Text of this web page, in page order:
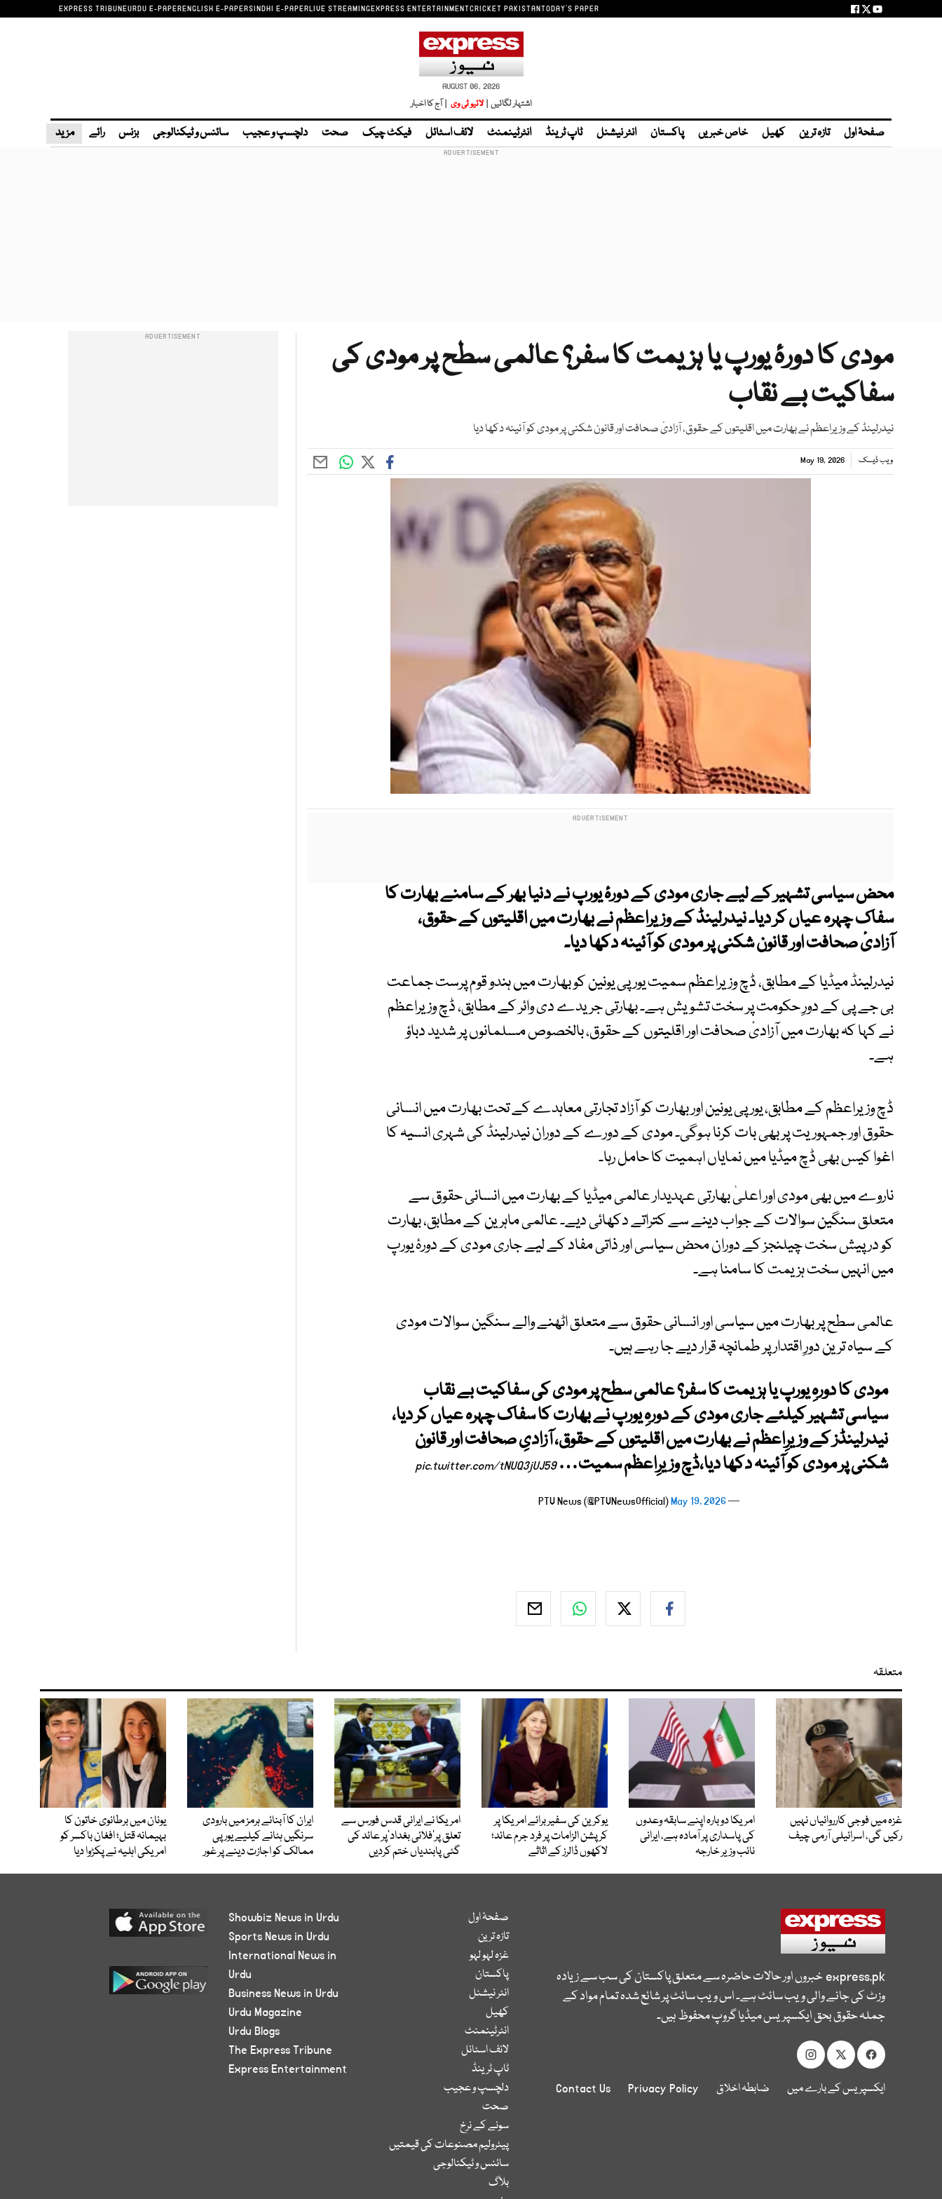
EXPRESS TRIBUNEURDU E-PAPERENGLISH E-PAPERSINDHI E-PAPERLIVE STREAMINGEXPRESS ENTERTAINMENTCRICKET PAKISTANTODAY'S PAPER
AUGUST 06, 2026
اشتہار لگائیں | لائیو ٹی وی | آج کا اخبار
صفحۂ اول تازہ ترین کھیل خاص خبریں پاکستان انٹر نیشنل ٹاپ ٹرینڈ انٹرٹینمنٹ لائف اسٹائل فیکٹ چیک صحت دلچسپ و عجیب سائنس و ٹیکنالوجی بزنس رائے مزید
مودی کا دورۂ یورپ یا ہزیمت کا سفر؟ عالمی سطح پر مودی کی
سفاکیت بے نقاب
نیدرلینڈ کے وزیراعظم نے بھارت میں اقلیتوں کے حقوق، آزادیٔ صحافت اور قانون شکنی پر مودی کو آئینہ دکھا دیا
ویب ڈیسک May 19, 2026
محض سیاسی تشہیر کے لیے جاری مودی کے دورۂ یورپ نے دنیا بھر کے سامنے بھارت کا
سفاک چہرہ عیاں کر دیا۔ نیدرلینڈ کے وزیراعظم نے بھارت میں اقلیتوں کے حقوق،
آزادیٔ صحافت اور قانون شکنی پر مودی کو آئینہ دکھا دیا۔
نیدرلینڈ میڈیا کے مطابق، ڈچ وزیراعظم سمیت یورپی یونین کو بھارت میں ہندو قوم پرست جماعت
بی جے پی کے دورِ حکومت پر سخت تشویش ہے۔ بھارتی جریدے دی وائر کے مطابق، ڈچ وزیراعظم
نے کہا کہ بھارت میں آزادیٔ صحافت اور اقلیتوں کے حقوق، بالخصوص مسلمانوں پر شدید دباؤ
ہے۔
ڈچ وزیراعظم کے مطابق، یورپی یونین اور بھارت کو آزاد تجارتی معاہدے کے تحت بھارت میں انسانی
حقوق اور جمہوریت پر بھی بات کرنا ہوگی۔ مودی کے دورے کے دوران نیدرلینڈ کی شہری انسیہ کا
اغوا کیس بھی ڈچ میڈیا میں نمایاں اہمیت کا حامل رہا۔
ناروے میں بھی مودی اور اعلیٰ بھارتی عہدیدار عالمی میڈیا کے بھارت میں انسانی حقوق سے
متعلق سنگین سوالات کے جواب دینے سے کتراتے دکھائی دیے۔ عالمی ماہرین کے مطابق، بھارت
کو درپیش سخت چیلنجز کے دوران محض سیاسی اور ذاتی مفاد کے لیے جاری مودی کے دورۂ یورپ
میں انہیں سخت ہزیمت کا سامنا ہے۔
عالمی سطح پر بھارت میں سیاسی اور انسانی حقوق سے متعلق اٹھنے والے سنگین سوالات مودی
کے سیاہ ترین دورِ اقتدار پر طمانچہ قرار دیے جا رہے ہیں۔
مودی کا دورہِ یورپ یا ہزیمت کا سفر؟ عالمی سطح پر مودی کی سفاکیت بے نقاب
سیاسی تشہیر کیلئے جاری مودی کے دورہِ یورپ نے بھارت کا سفاک چہرہ عیاں کر دیا،
نیدرلینڈز کے وزیرِاعظم نے بھارت میں اقلیتوں کے حقوق، آزادیِ صحافت اور قانون
شکنی پر مودی کو آئینہ دکھا دیا،ڈچ وزیرِاعظم سمیت…pic.twitter.com/tNUQ3jUJ59
— PTV News (@PTVNewsOfficial)
May 19, 2026
متعلقہ
غزہ میں فوجی کارروائیاں نہیں
رکیں گی، اسرائیلی آرمی چیف
امریکا دوبارہ اپنے سابقہ وعدوں
کی پاسداری پر آمادہ ہے، ایرانی
نائب وزیر خارجہ
یوکرین کی سفیر برائے امریکا پر
کرپشن الزامات پر فرد جرم عائد؛
لاکھوں ڈالرز کے اثاثے
امریکا نے ایرانی قدس فورس سے
تعلق پر’فلائی بغداد‘پر عائد کی
گئی پابندیاں ختم کردیں
ایران کا آبنائے ہرمز میں بارودی
سرنگیں ہٹانے کیلیے یورپی
ممالک کو اجازت دینے پر غور
یونان میں برطانوی خاتون کا
بہیمانہ قتل؛ افغان باکسر کو
امریکی اہلیہ نے پکڑوا دیا
express.pkخبروں اور حالات حاضرہ سے متعلق پاکستان کی سب سے زیادہ
وزٹ کی جانے والی ویب سائٹ ہے۔ اس ویب سائٹ پر شائع شدہ تمام مواد کے
جملہ حقوق بحق ایکسپریس میڈیا گروپ محفوظ ہیں۔
ایکسپریس کے بارے میں ضابطہ اخلاق Privacy Policy
Contact Us
صفحۂ اول
تازہ ترین
غزہ لہو لہو
پاکستان
انٹر نیشنل
کھیل
انٹرٹینمنٹ
لائف اسٹائل
ٹاپ ٹرینڈ
دلچسپ و عجیب
صحت
سونے کے نرخ
پیٹرولیم مصنوعات کی قیمتیں
سائنس و ٹیکنالوجی
بلاگ
Showbiz News in Urdu
Sports News in Urdu
International News in
Urdu
Business News in Urdu
Urdu Magazine
Urdu Blogs
The Express Tribune
Express Entertainment